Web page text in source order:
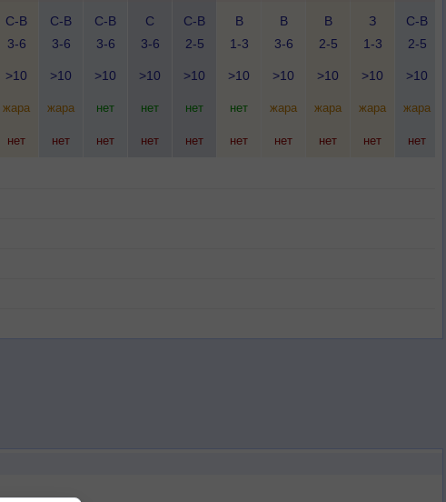
С-В
3-6
С-В
3-6
С-В
3-6
С
3-6
С-В
2-5
В
1-3
В
3-6
В
2-5
З
1-3
С-В
2-5
>10 >10 >10 >10 >10 >10 >10 >10 >10 >10
жара жара нет нет нет нет жара жара жара жара
нет нет нет нет нет нет нет нет нет нет